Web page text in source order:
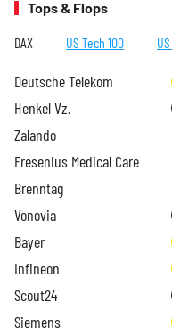
Tops & Flops
DAX US Tech 100
Deutsche Telekom
Henkel Vz.
Zalando
Fresenius Medical Care
Brenntag
Vonovia
Bayer
Infineon
Scout24
Siemens